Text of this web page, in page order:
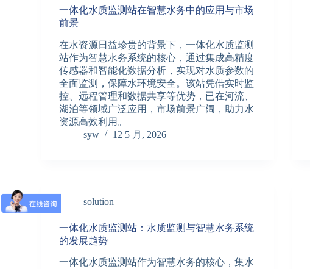
一体化水质监测站在智慧水务中的应用与市场
前景
在水资源日益珍贵的背景下，一体化水质监测
站作为智慧水务系统的核心，通过集成高精度
传感器和智能化数据分析，实现对水质参数的
全面监测，保障水环境安全。该站凭借实时监
控、远程管理和数据共享等优势，已在河流、
湖泊等领域广泛应用，市场前景广阔，助力水
资源高效利用。
syw
12 5 月, 2026
solution
一体化水质监测站：水质监测与智慧水务系统
的发展趋势
一体化水质监测站作为智慧水务的核心，集水